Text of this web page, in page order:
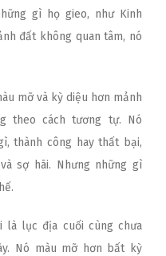
gì họ gieo, như Kinh
đất không quan tâm, nó
mỡ và kỳ diệu hơn mảnh
theo cách tương tự. Nó
thành công hay thất bại,
sợ hãi. Nhưng những gì
là lục địa cuối cùng chưa
Nó màu mỡ hơn bất kỳ